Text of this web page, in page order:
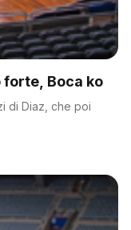
Boca ko
di Diaz, che poi